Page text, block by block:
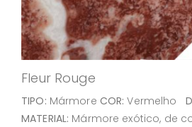
Fleur Rouge
TIPO: Mármore COR: Vermelho
MATERIAL: Mármore exótico, de